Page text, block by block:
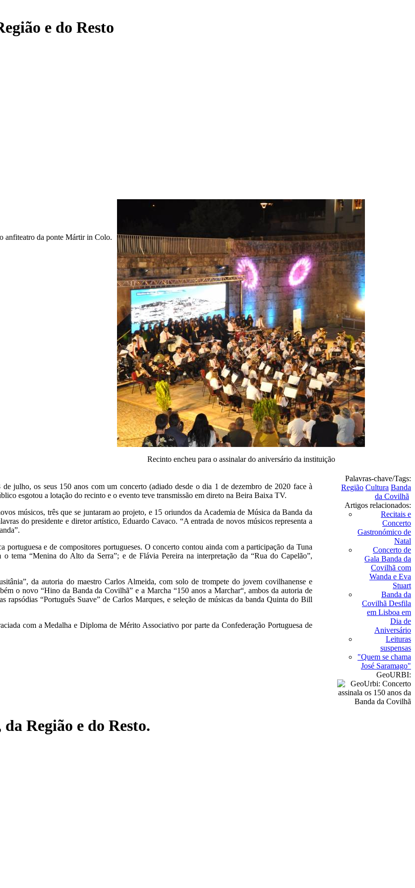
e do Resto
anfiteatro da ponte Mártir in Colo.
Recinto encheu para o assinalar do aniversário da instituição
julho, os seus 150 anos com um concerto (adiado desde o dia 1 de dezembro de 2020 face à
esgotou a lotação do recinto e o evento teve transmissão em direto na Beira Baixa TV.
músicos, três que se juntaram ao projeto, e 15 oriundos da Academia de Música da Banda da
do presidente e diretor artístico, Eduardo Cavaco. “A entrada de novos músicos representa a
portuguesa e de compositores portugueses. O concerto contou ainda com a participação da Tuna
tema “Menina do Alto da Serra”; e de Flávia Pereira na interpretação da “Rua do Capelão”,
da autoria do maestro Carlos Almeida, com solo de trompete do jovem covilhanense e
o novo “Hino da Banda da Covilhã” e a Marcha “150 anos a Marchar“, ambos da autoria de
“Português Suave” de Carlos Marques, e seleção de músicas da banda Quinta do Bill
com a Medalha e Diploma de Mérito Associativo por parte da Confederação Portuguesa de
Palavras-chave/Tags:
Região Cultura Banda
da Covilhã
Artigos relacionados:
Recitais e
Concerto
Gastronómico de
Natal
Concerto de
Gala Banda da
Covilhã com
Wanda e Eva
Stuart
Banda da
Covilhã Desfila
em Lisboa em
Dia de
Aniversário
Leituras
suspensas
"Quem se chama
José Saramago"
GeoURBI:
da Região e do Resto.